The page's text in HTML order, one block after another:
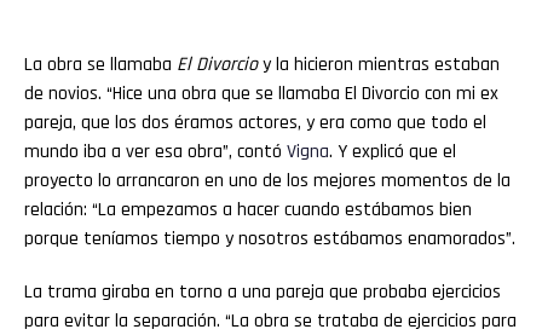
La obra se llamaba El Divorcioy la hicieron mientras estaban
de novios. “Hice una obra que se llamaba El Divorcio con mi ex
pareja, que los dos éramos actores, y era como que todo el
mundo iba a ver esa obra”, contó Vigna. Y explicó que el
proyecto lo arrancaron en uno de los mejores momentos de la
relación: “La empezamos a hacer cuando estábamos bien
porque teníamos tiempo y nosotros estábamos enamorados”.
La trama giraba en torno a una pareja que probaba ejercicios
para evitar la separación. “La obra se trataba de ejercicios para